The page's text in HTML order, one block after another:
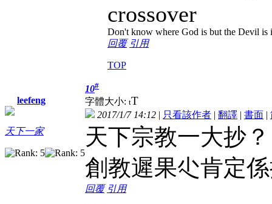
crossover
Don't know where God is but the Devil is
回覆 引用
TOP
leefeng
天下一家
10#
字體大小: tT
2017/1/7 14:12 | 只看該作者 | 翻譯 | 書面 |
天下宗教一大抄？
創教遲果尐肯定
回覆 引用